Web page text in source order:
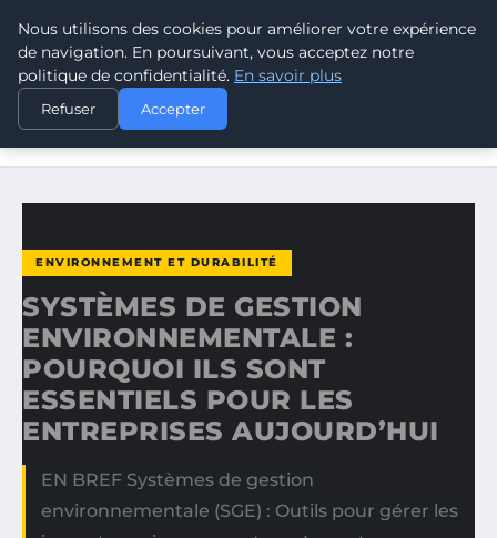
CLIMATE RESPONSE BLOG
ACCUEIL
ENVIRONNEMENT ET DURABILITÉ
SYSTÈMES DE GESTION ENVIRONNEMENTALE : POURQUOI
ENVIRONNEMENT ET DURABILITÉ
SYSTÈMES DE GESTION
ENVIRONNEMENTALE :
POURQUOI ILS SONT
ESSENTIELS POUR LES
ENTREPRISES AUJOURD’HUI
EN BREF Systèmes de gestion
environnementale (SGE) : Outils pour gérer les
Nous utilisons des cookies pour améliorer votre expérience
de navigation. En poursuivant, vous acceptez notre
politique de confidentialité. En savoir plus
Refuser Accepter